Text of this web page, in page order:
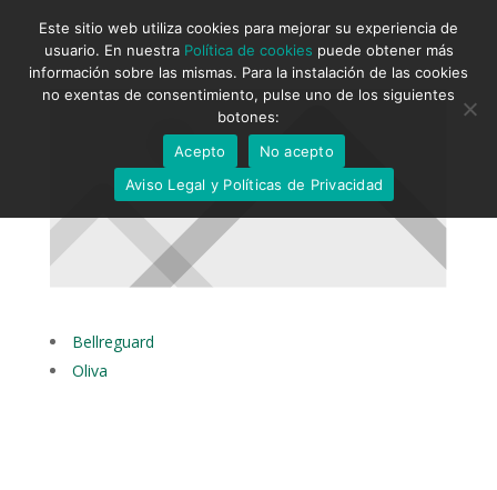
Bellreguard
Oliva
Este sitio web utiliza cookies para mejorar su experiencia de
usuario. En nuestra Política de cookies puede obtener más
información sobre las mismas. Para la instalación de las cookies
no exentas de consentimiento, pulse uno de los siguientes
botones:
Acepto
No acepto
Aviso Legal y Políticas de Privacidad